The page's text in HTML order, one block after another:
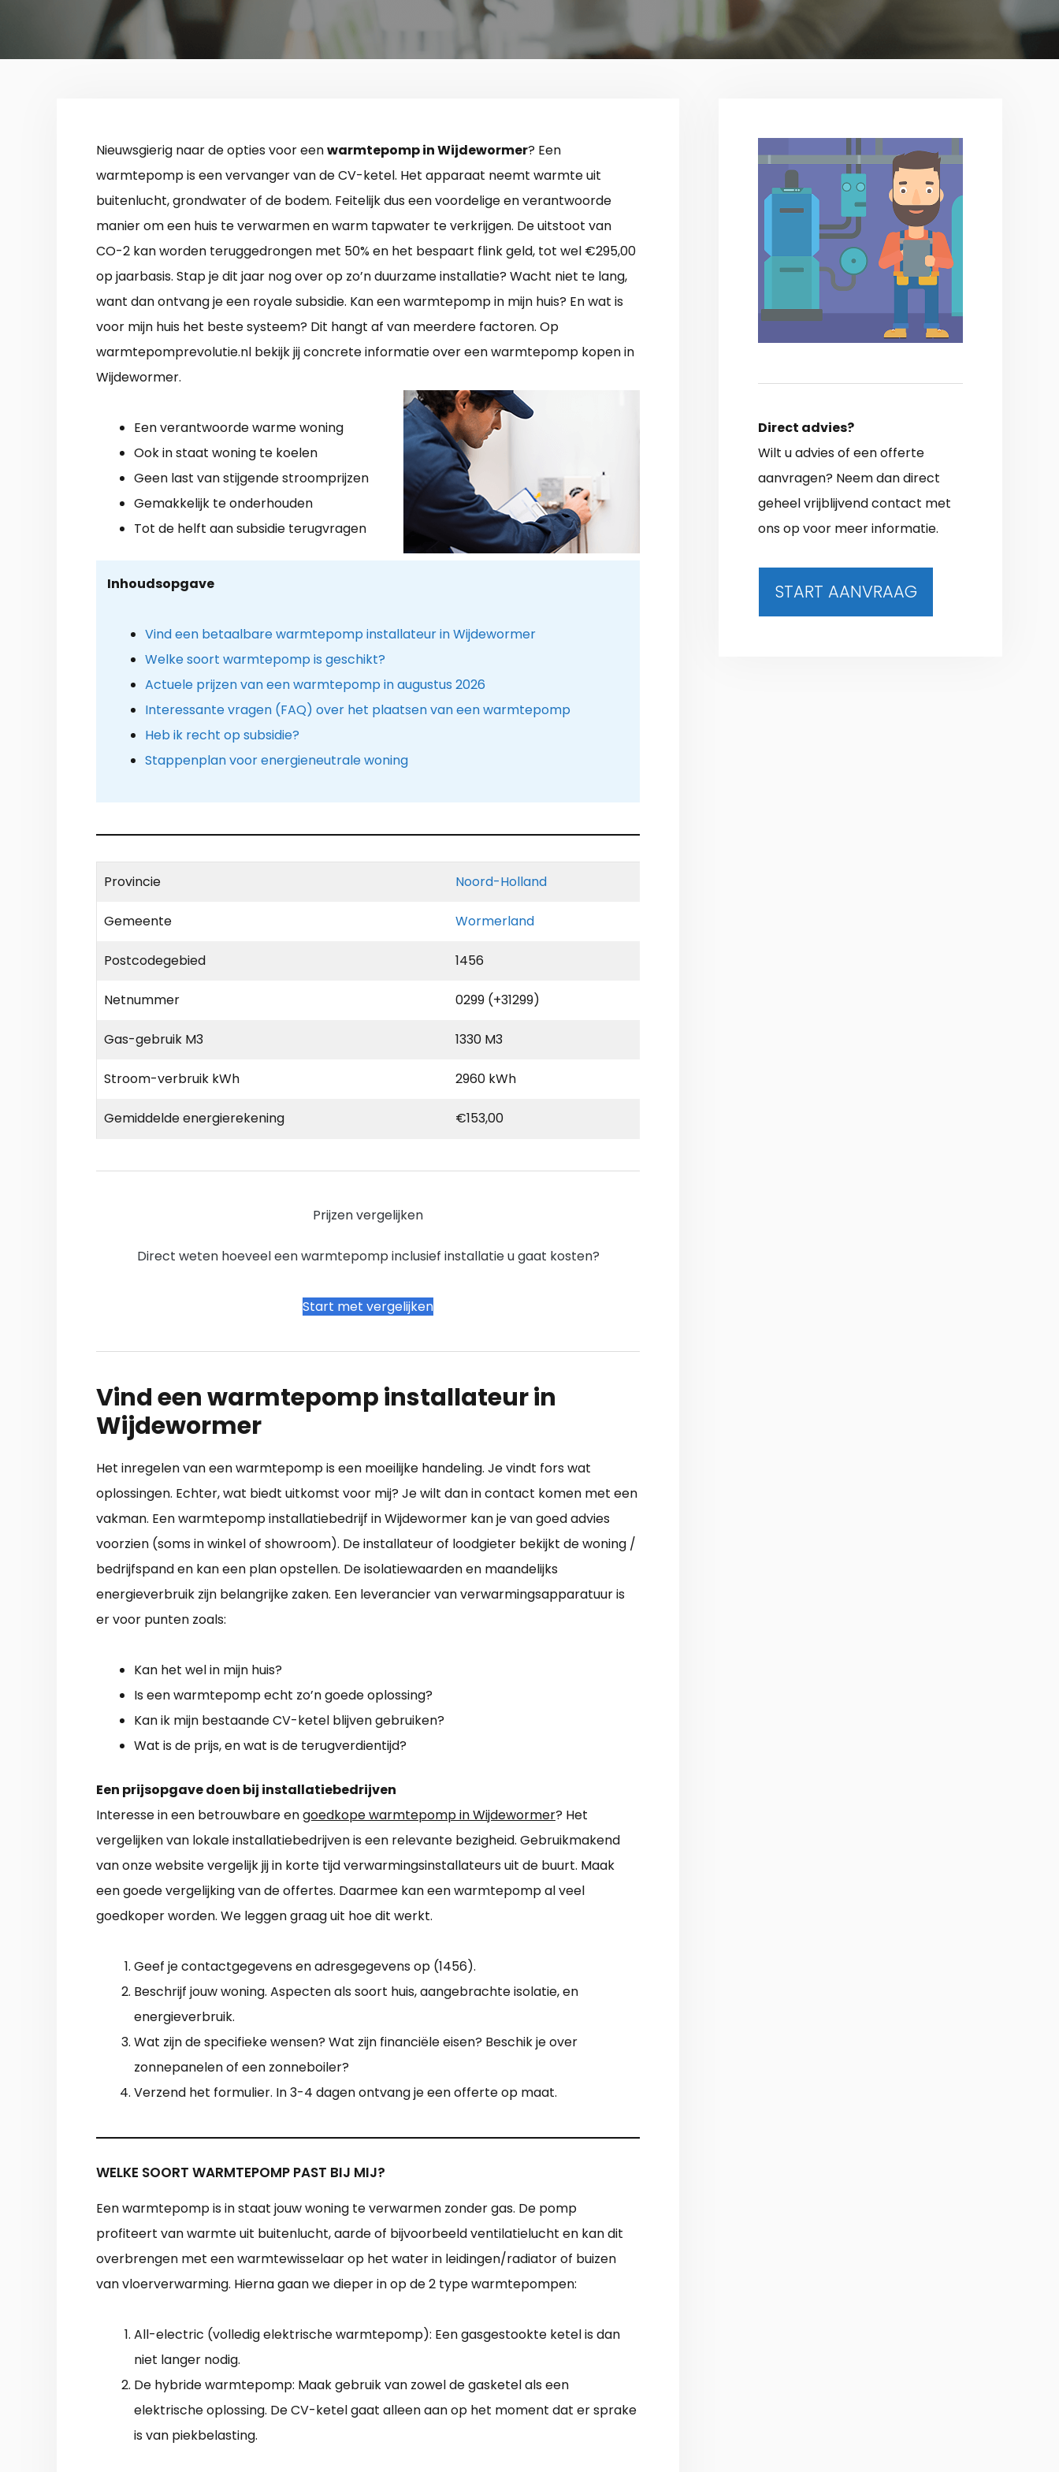
Nieuwsgierig naar de opties voor eenwarmtepomp in Wijdewormer? Een
warmtepomp is een vervanger van de CV-ketel. Het apparaat neemt warmte uit
buitenlucht, grondwater of de bodem. Feitelijk dus een voordelige en verantwoorde
manier om een huis te verwarmen en warm tapwater te verkrijgen. De uitstoot van
CO-2 kan worden teruggedrongen met 50% en het bespaart flink geld, tot wel €295,00
op jaarbasis. Stap je dit jaar nog over op zo’n duurzame installatie? Wacht niet te lang,
want dan ontvang je een royale subsidie. Kan een warmtepomp in mijn huis? En wat is
voor mijn huis het beste systeem? Dit hangt af van meerdere factoren. Op
warmtepomprevolutie.nl bekijk jij concrete informatie over een warmtepomp kopen in
Wijdewormer.
Een verantwoorde warme woning
Ook in staat woning te koelen
Geen last van stijgende stroomprijzen
Gemakkelijk te onderhouden
Tot de helft aan subsidie terugvragen
Inhoudsopgave
Vind een betaalbare warmtepomp installateur in Wijdewormer
Welke soort warmtepomp is geschikt?
Actuele prijzen van een warmtepomp in augustus 2026
Interessante vragen (FAQ) over het plaatsen van een warmtepomp
Heb ik recht op subsidie?
Stappenplan voor energieneutrale woning
Provincie Noord-Holland
Gemeente Wormerland
Postcodegebied 1456
Netnummer 0299 (+31299)
Gas-gebruik M3 1330 M3
Stroom-verbruik kWh 2960 kWh
Gemiddelde energierekening €153,00
Prijzen vergelijken
Direct weten hoeveel een warmtepomp inclusief installatie u gaat kosten?
Start met vergelijken
Vind een warmtepomp installateur in
Wijdewormer
Het inregelen van een warmtepomp is een moeilijke handeling. Je vindt fors wat
oplossingen. Echter, wat biedt uitkomst voor mij? Je wilt dan in contact komen met een
vakman. Een warmtepomp installatiebedrijf in Wijdewormer kan je van goed advies
voorzien (soms in winkel of showroom). De installateur of loodgieter bekijkt de woning /
bedrijfspand en kan een plan opstellen. De isolatiewaarden en maandelijks
energieverbruik zijn belangrijke zaken. Een leverancier van verwarmingsapparatuur is
er voor punten zoals:
Kan het wel in mijn huis?
Is een warmtepomp echt zo’n goede oplossing?
Kan ik mijn bestaande CV-ketel blijven gebruiken?
Wat is de prijs, en wat is de terugverdientijd?
Een prijsopgave doen bij installatiebedrijven
Interesse in een betrouwbare engoedkope warmtepomp in Wijdewormer? Het
vergelijken van lokale installatiebedrijven is een relevante bezigheid. Gebruikmakend
van onze website vergelijk jij in korte tijd verwarmingsinstallateurs uit de buurt. Maak
een goede vergelijking van de offertes. Daarmee kan een warmtepomp al veel
goedkoper worden. We leggen graag uit hoe dit werkt.
Geef je contactgegevens en adresgegevens op (1456).
Beschrijf jouw woning. Aspecten als soort huis, aangebrachte isolatie, en
energieverbruik.
Wat zijn de specifieke wensen? Wat zijn financiële eisen? Beschik je over
zonnepanelen of een zonneboiler?
Verzend het formulier. In 3-4 dagen ontvang je een offerte op maat.
WELKE SOORT WARMTEPOMP PAST BIJ MIJ?
Een warmtepomp is in staat jouw woning te verwarmen zonder gas. De pomp
profiteert van warmte uit buitenlucht, aarde of bijvoorbeeld ventilatielucht en kan dit
overbrengen met een warmtewisselaar op het water in leidingen/radiator of buizen
van vloerverwarming. Hierna gaan we dieper in op de 2 type warmtepompen:
All-electric (volledig elektrische warmtepomp): Een gasgestookte ketel is dan
niet langer nodig.
De hybride warmtepomp: Maak gebruik van zowel de gasketel als een
elektrische oplossing. De CV-ketel gaat alleen aan op het moment dat er sprake
is van piekbelasting.
Direct advies?
Wilt u advies of een offerte
aanvragen? Neem dan direct
geheel vrijblijvend contact met
ons op voor meer informatie.
START AANVRAAG